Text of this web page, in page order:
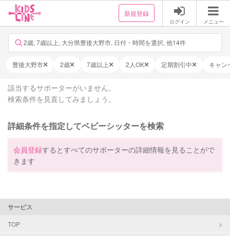
新規登録
ログイン メニュー
2歳, 7歳以上, 大分県豊後大野市, 日付・時間を選択, 他14件
豊後大野市 2歳 7歳以上 2人OK 定期割引中 キャン
該当するサポーターがいません。
検索条件を見直してみましょう。
詳細条件を指定してベビーシッターを検索
会員登録するとすべてのサポーターの詳細情報を見ることがで
きます
サービス
TOP